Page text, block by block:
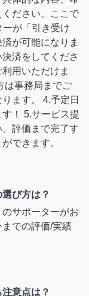
ださい。ここで
が「引き受け
が可能になりま
済をしてくださ
用いただけま
は事務局までご
ます。 4.予定日
！ 5.サービス提
評価まで完了す
できます。
び方は？
のサポーターがお
での評価/実績
意点は？